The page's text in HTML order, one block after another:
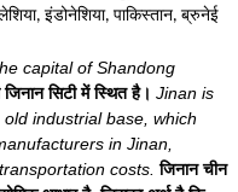
इंडोनेशिया, पाकिस्तान, ब्रुनेई
capital of Shandong
जिनान सिटी में स्थित है। Jinan is
industrial base, which
in Jinan,
costs. जिनान चीन